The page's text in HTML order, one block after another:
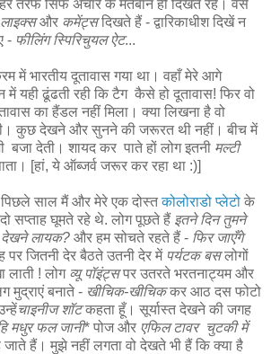
तरफ सिर्फ अचार के मर्तबान ही दिखते रहे। वैसे
लाइक्सऔर कमेंट्सदिखते हैं - द्वारिकाधीश दिखें न
- फीलिंग स्पिरिचुयल ऐट...
में भारतीय दूतावास गया था। वहाँ मेरे आगे
यही ढूंढती रही कि टैग कैसे हो दूतावास! फिर वो
का हैंडल नहीं मिला। क्या लिखना है वो
कुछ देखने और सुनने की जरूरत थी नहीं। बीच में
बजा देती। शायद कर पाते हों लोग इतनी मल्टी
[हां, ये ऑब्जर्व जरूर कर रहा था :)]
साल मैं और मेरे एक दोस्तकोलोराडो प्लेटो के
सप्ताह घूमते रहे थे. लोग पूछते हैं इतने दिन तुमने
देखने लायक? और हम सोचते रहते हैं - फिर जाएँगे
जितनी देर बैठते उतनी देर में पर्यटक बसलोगों
लाती ! लोग व्यू पॉइंट्सपर उतरते भरतनाट्यम और
मुद्राएं बनाते - खीचिक-खीचिककर आठ दस फोटो
चाइनीज शॉटकहता हूँ। सूर्यास्त देखने की जगह
मधुर फल जानी* पोज और एफिल टावर चुटकी में
हैं। मुझे नहीं लगता वो देखते भी हैं कि क्या है